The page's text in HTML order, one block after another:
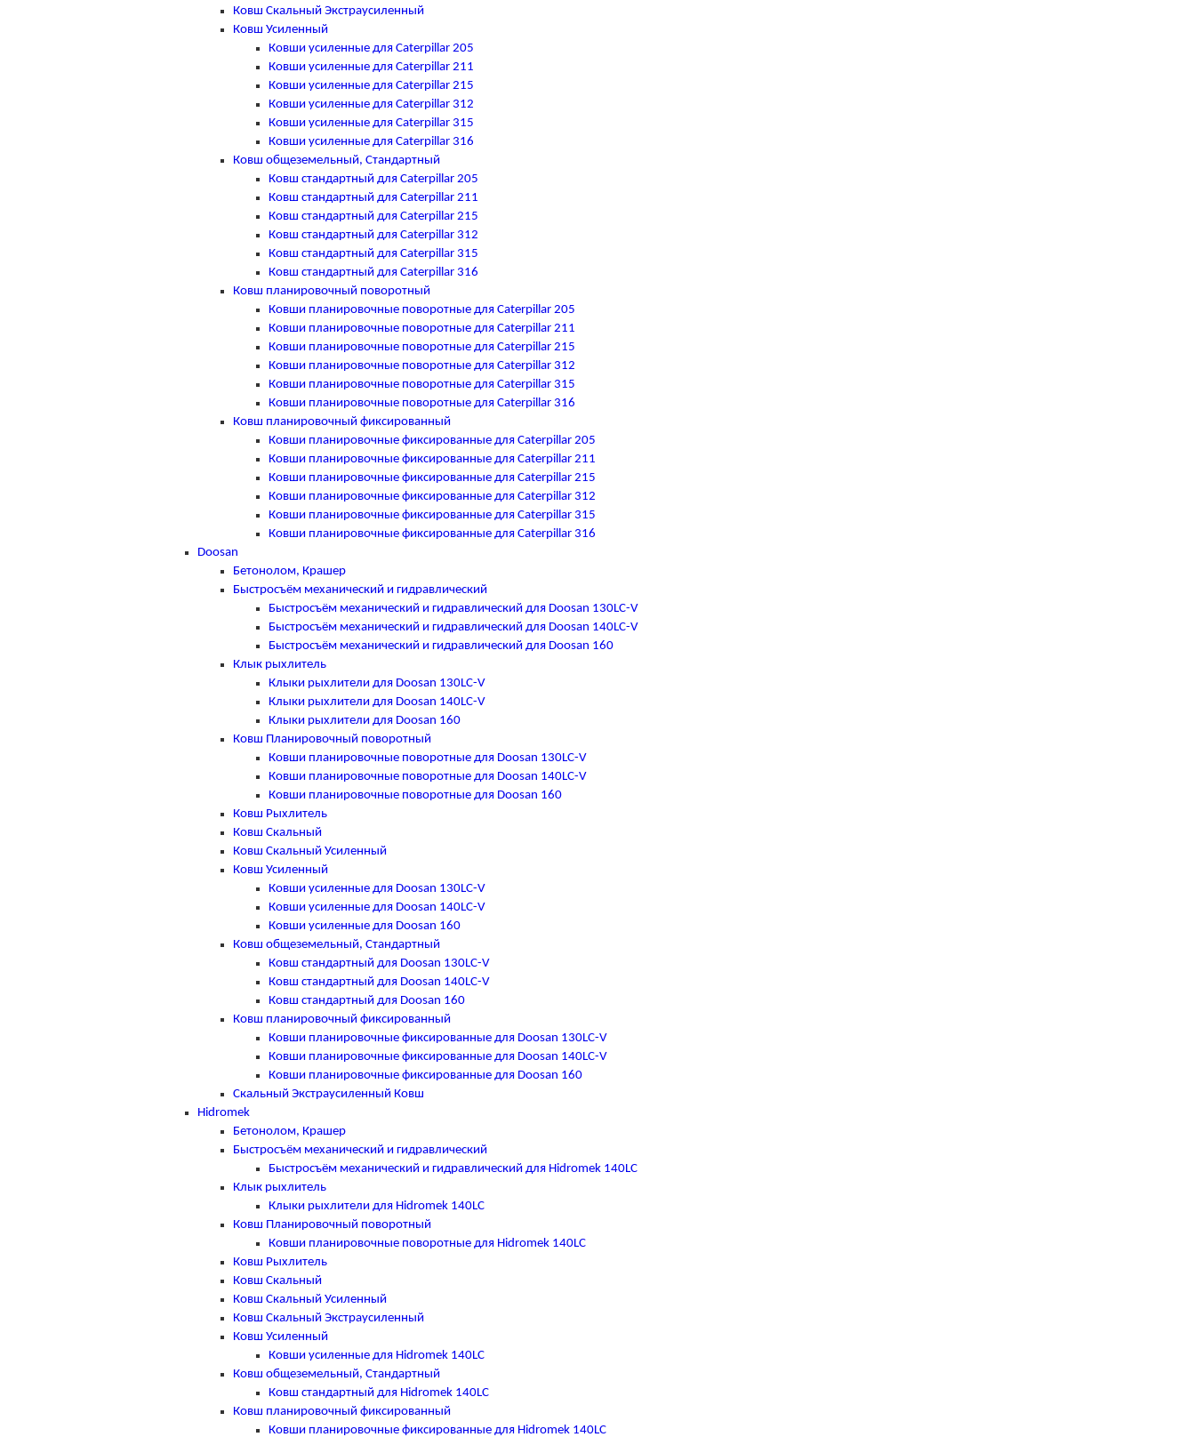
Ковш Скальный Экстраусиленный
Ковш Усиленный
Ковши усиленные для Caterpillar 205
Ковши усиленные для Caterpillar 211
Ковши усиленные для Caterpillar 215
Ковши усиленные для Caterpillar 312
Ковши усиленные для Caterpillar 315
Ковши усиленные для Caterpillar 316
Ковш общеземельный, Стандартный
Ковш стандартный для Caterpillar 205
Ковш стандартный для Caterpillar 211
Ковш стандартный для Caterpillar 215
Ковш стандартный для Caterpillar 312
Ковш стандартный для Caterpillar 315
Ковш стандартный для Caterpillar 316
Ковш планировочный поворотный
Ковши планировочные поворотные для Caterpillar 205
Ковши планировочные поворотные для Caterpillar 211
Ковши планировочные поворотные для Caterpillar 215
Ковши планировочные поворотные для Caterpillar 312
Ковши планировочные поворотные для Caterpillar 315
Ковши планировочные поворотные для Caterpillar 316
Ковш планировочный фиксированный
Ковши планировочные фиксированные для Caterpillar 205
Ковши планировочные фиксированные для Caterpillar 211
Ковши планировочные фиксированные для Caterpillar 215
Ковши планировочные фиксированные для Caterpillar 312
Ковши планировочные фиксированные для Caterpillar 315
Ковши планировочные фиксированные для Caterpillar 316
Doosan
Бетонолом, Крашер
Быстросъём механический и гидравлический
Быстросъём механический и гидравлический для Doosan 130LC-V
Быстросъём механический и гидравлический для Doosan 140LC-V
Быстросъём механический и гидравлический для Doosan 160
Клык рыхлитель
Клыки рыхлители для Doosan 130LC-V
Клыки рыхлители для Doosan 140LC-V
Клыки рыхлители для Doosan 160
Ковш Планировочный поворотный
Ковши планировочные поворотные для Doosan 130LC-V
Ковши планировочные поворотные для Doosan 140LC-V
Ковши планировочные поворотные для Doosan 160
Ковш Рыхлитель
Ковш Скальный
Ковш Скальный Усиленный
Ковш Усиленный
Ковши усиленные для Doosan 130LC-V
Ковши усиленные для Doosan 140LC-V
Ковши усиленные для Doosan 160
Ковш общеземельный, Стандартный
Ковш стандартный для Doosan 130LC-V
Ковш стандартный для Doosan 140LC-V
Ковш стандартный для Doosan 160
Ковш планировочный фиксированный
Ковши планировочные фиксированные для Doosan 130LC-V
Ковши планировочные фиксированные для Doosan 140LC-V
Ковши планировочные фиксированные для Doosan 160
Скальный Экстраусиленный Ковш
Hidromek
Бетонолом, Крашер
Быстросъём механический и гидравлический
Быстросъём механический и гидравлический для Hidromek 140LC
Клык рыхлитель
Клыки рыхлители для Hidromek 140LC
Ковш Планировочный поворотный
Ковши планировочные поворотные для Hidromek 140LC
Ковш Рыхлитель
Ковш Скальный
Ковш Скальный Усиленный
Ковш Скальный Экстраусиленный
Ковш Усиленный
Ковши усиленные для Hidromek 140LC
Ковш общеземельный, Стандартный
Ковш стандартный для Hidromek 140LC
Ковш планировочный фиксированный
Ковши планировочные фиксированные для Hidromek 140LC